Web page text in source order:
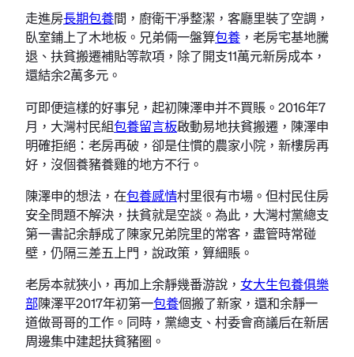
走進房長期包養間，廚衛干凈整潔，客廳里裝了空調，
臥室鋪上了木地板。兄弟倆一盤算包養 ，老房宅基地騰
退、扶貧搬遷補貼等款項，除了開支11萬元新房成本，
還結余2萬多元。
可即便這樣的好事兒，起初陳澤申并不買賬。2016年7
月，大灣村民組包養留言板啟動易地扶貧搬遷，陳澤申
明確拒絕：老房再破，卻是住慣的農家小院，新樓房再
好，沒個養豬養雞的地方不行。
陳澤申的想法，在包養感情村里很有市場。但村民住房
安全問題不解決，扶貧就是空談。為此，大灣村黨總支
第一書記余靜成了陳家兄弟院里的常客，盡管時常碰
壁，仍隔三差五上門，說政策，算細賬。
老房本就狹小，再加上余靜幾番游說， 女大生包養俱樂
部陳澤平2017年初第一包養個搬了新家，還和余靜一
道做哥哥的工作。同時，黨總支、村委會商議后在新居
周邊集中建起扶貧豬圈。